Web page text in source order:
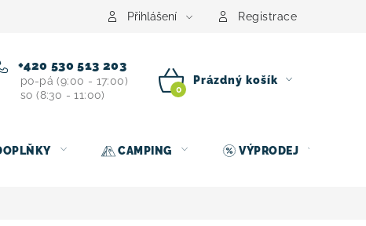
Půjčovna nosičů kol Kontakt
Přihlášení Registrace
+420 530 513 203
po-pá (9:00 - 17:00)
so (8:30 - 11:00)
NÁKUPNÍ
Prázdný košík
CAMPING VÝPRODEJ